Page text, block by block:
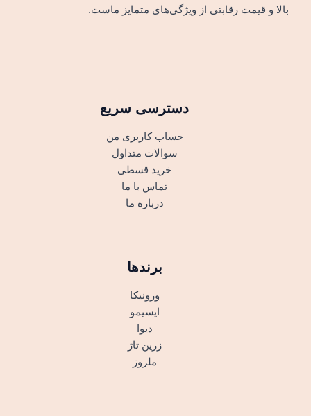
بالا و قیمت رقابتی از ویژگی‌های متمایز ماست.
دسترسی سریع
حساب کاربری من
سوالات متداول
خرید قسطی
تماس با ما
درباره ما
برندها
ورونیکا
ایسیمو
دیوا
زرین تاژ
ملروز